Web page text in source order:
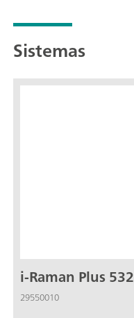
Sistemas
i-Raman Plus 532
29550010